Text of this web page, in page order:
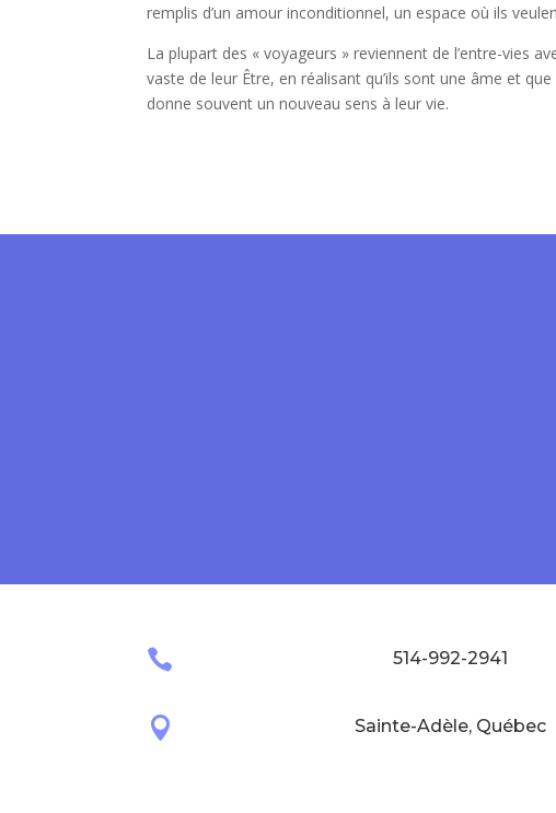
remplis d’un amour inconditionnel, un espace où ils
La plupart des « voyageurs » reviennent de l’entre-vies
vaste de leur Être, en réalisant qu’ils sont une âme et
donne souvent un nouveau sens à leur vie.
 514-992-2941
 Sainte-Adèle, Québec